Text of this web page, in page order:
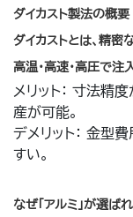
ダイカスト製法の概要
ダイカストとは、精密
高温・高速・高圧で注
メリット： 寸法精
産が可能。
デメリット： 金型費
すい。
なぜ「アルミ」が選ば